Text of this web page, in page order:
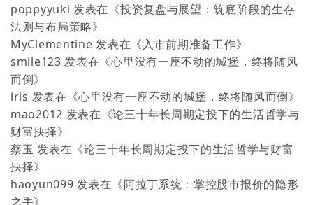
poppyyuki 发表在《投资复盘与展望：筑底阶段的生存
法则与布局策略》
MyClementine 发表在《入市前期准备工作》
smile123 发表在《心里没有一座不动的城堡，终将随风
而倒》
iris 发表在《心里没有一座不动的城堡，终将随风而倒》
mao2012 发表在《论三十年长周期定投下的生活哲学与
财富抉择》
蔡玉 发表在《论三十年长周期定投下的生活哲学与财富
抉择》
haoyun099 发表在《阿拉丁系统：掌控股市报价的隐形
之手》